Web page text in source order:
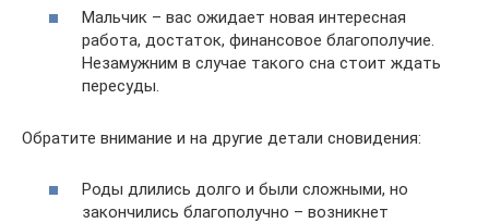
Мальчик – вас ожидает новая интересная
работа, достаток, финансовое благополучие.
Незамужним в случае такого сна стоит ждать
пересуды.
Обратите внимание и на другие детали сновидения:
Роды длились долго и были сложными, но
закончились благополучно – возникнет